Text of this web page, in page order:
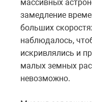
массивных
замедление
больших
наблюдалось,
искривлялись и
малых земных
невозможно.